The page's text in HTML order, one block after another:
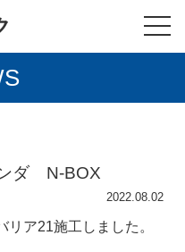
ダ N-BOX
2022.08.02
ア21施工しました。